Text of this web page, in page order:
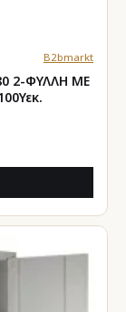
B2bmarkt
2-ΦΥΛΛΗ ΜΕ